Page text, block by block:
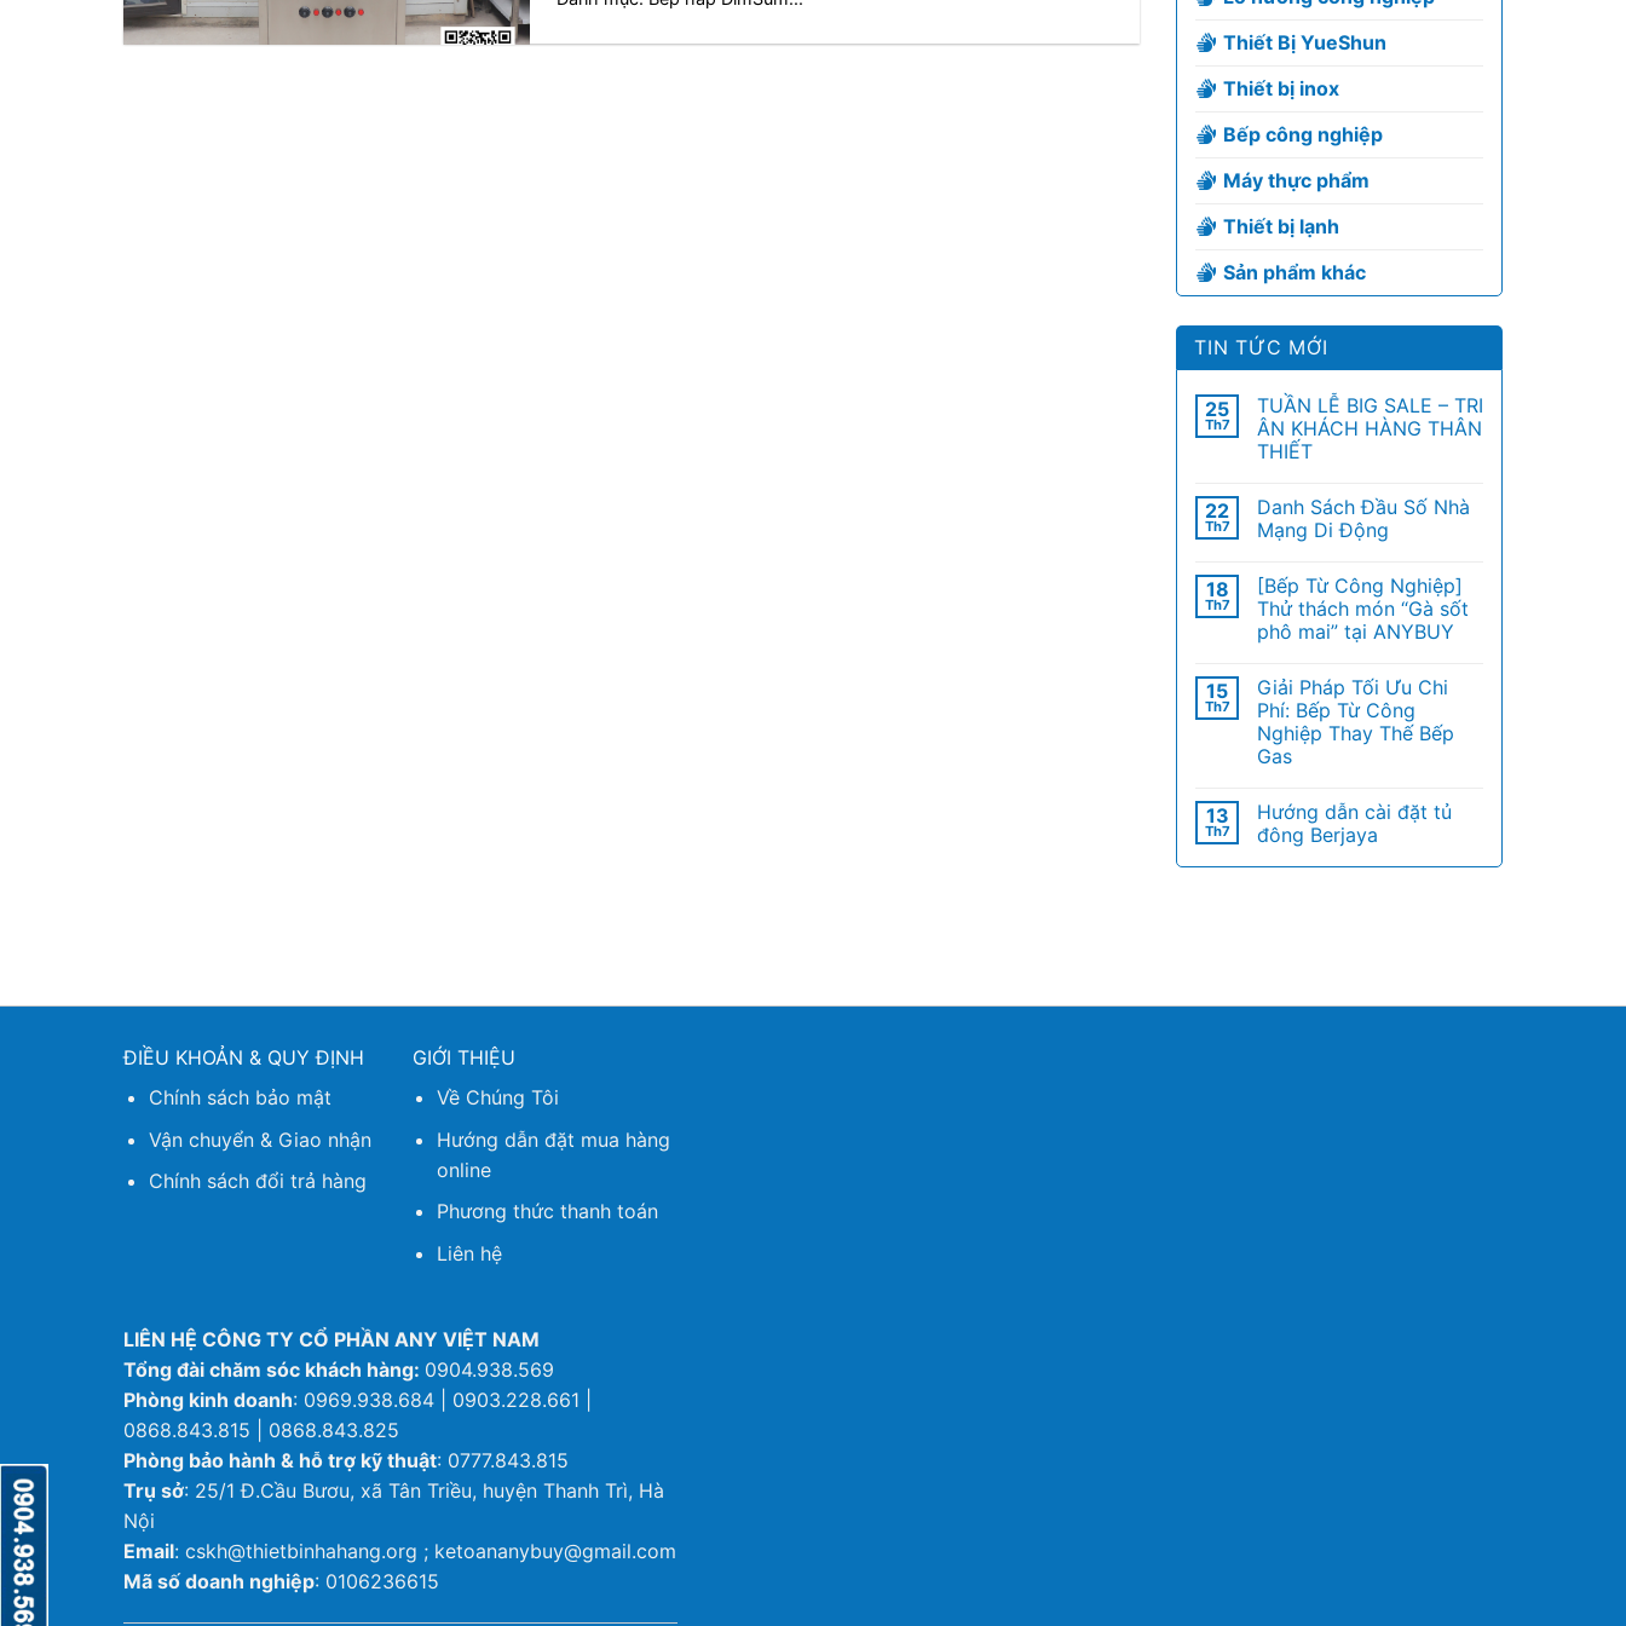
Thiết Bị YueShun
Thiết bị inox
Bếp công nghiệp
Máy thực phẩm
Thiết bị lạnh
Sản phẩm khác
TIN TỨC MỚI
25
Th7
TUẦN LỄ BIG SALE – TRI
ÂN KHÁCH HÀNG THÂN
THIẾT
22
Th7
Danh Sách Đầu Số Nhà
Mạng Di Động
18
Th7
[Bếp Từ Công Nghiệp]
Thử thách món “Gà sốt
phô mai” tại ANYBUY
15
Th7
Giải Pháp Tối Ưu Chi
Phí: Bếp Từ Công
Nghiệp Thay Thế Bếp
Gas
13
Th7
Hướng dẫn cài đặt tủ
đông Berjaya
ĐIỀU KHOẢN & QUY ĐỊNH
Chính sách bảo mật
Vận chuyển & Giao nhận
Chính sách đổi trả hàng
GIỚI THIỆU
Về Chúng Tôi
Hướng dẫn đặt mua hàng
online
Phương thức thanh toán
Liên hệ
LIÊN HỆ CÔNG TY CỔ PHẦN ANY VIỆT NAM
Tổng đài chăm sóc khách hàng: 0904.938.569
Phòng kinh doanh: 0969.938.684 | 0903.228.661 |
0868.843.815 | 0868.843.825
Phòng bảo hành & hỗ trợ kỹ thuật: 0777.843.815
Trụ sở: 25/1 Đ.Cầu Bươu, xã Tân Triều, huyện Thanh Trì, Hà
Nội
Email: cskh@thietbinhahang.org ; ketoananybuy@gmail.com
Mã số doanh nghiệp: 0106236615